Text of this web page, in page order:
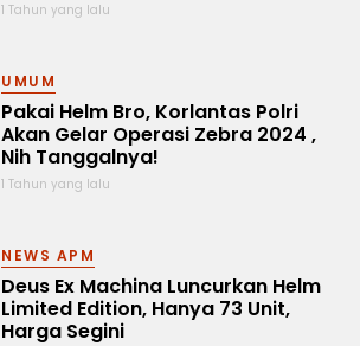
1 Tahun yang lalu
UMUM
Pakai Helm Bro, Korlantas Polri
Akan Gelar Operasi Zebra 2024 ,
Nih Tanggalnya!
1 Tahun yang lalu
NEWS APM
Deus Ex Machina Luncurkan Helm
Limited Edition, Hanya 73 Unit,
Harga Segini